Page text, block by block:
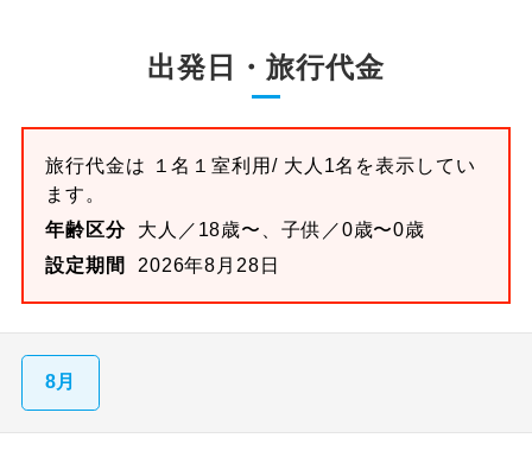
出発日・旅行代金
旅行代金は １名１室利用/ 大人1名を表示してい
ます。
年齢区分
大人／18歳〜、子供／0歳〜0歳
設定期間
2026年8月28日
8月